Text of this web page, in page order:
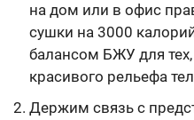
на дом или в офис
сушки на 3000
балансом БЖУ для тех,
красивого рельефа
Держим связь с